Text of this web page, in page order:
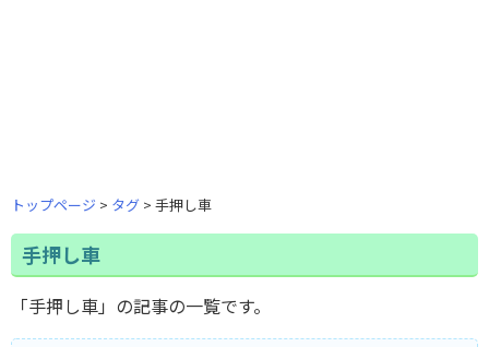
トップページ タグ 手押し車
手押し車
「手押し車」の記事の一覧です。